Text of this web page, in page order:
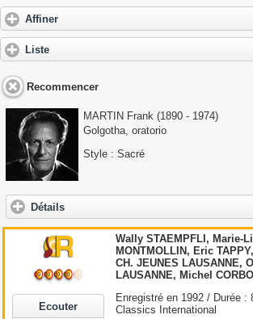
Affiner
Liste
Recommencer
MARTIN Frank (1890 - 1974)
Golgotha, oratorio
Style : Sacré
Détails
Ecouter
Wally STAEMPFLI, Marie-
MONTMOLLIN, Eric
CH. JEUNES LAUSANNE,
LAUSANNE, Michel
Enregistré en 1992 / Durée :
Classics International